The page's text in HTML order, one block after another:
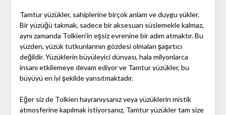
Tamtur yüzükler, sahiplerine birçok anlam ve duygu yükler.
Bir yüzüğü takmak, sadece bir aksesuarı süslemekle kalmaz,
aynı zamanda Tolkien'in eşsiz evrenine bir adım atmaktır. Bu
yüzden, yüzük tutkunlarının gözdesi olmaları şaşırtıcı
değildir. Yüzüklerin büyüleyici dünyası, hala milyonlarca
insanı etkilemeye devam ediyor ve Tamtur yüzükler, bu
büyüyü en iyi şekilde yansıtmaktadır.
Eğer siz de Tolkien hayranıysanız veya yüzüklerin mistik
atmosferine kapılmak istiyorsanız, Tamtur yüzükler tam size